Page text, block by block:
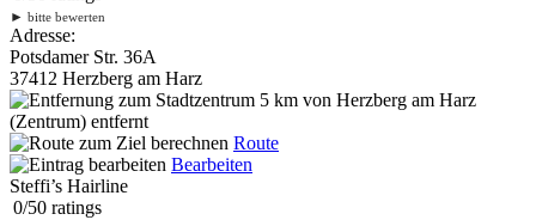
► bitte bewerten
Adresse:
Potsdamer Str. 36A
37412 Herzberg am Harz
5 km von Herzberg am Harz
(Zentrum) entfernt
Route
Bearbeiten
Steffi’s Hairline
0/50 ratings